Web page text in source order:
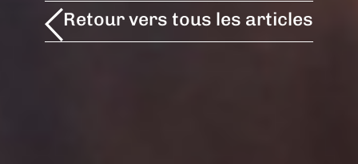
Retour vers tous les articles